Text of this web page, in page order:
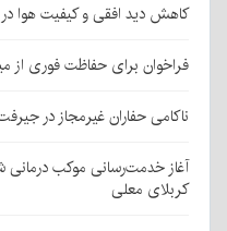
کاهش دید افقی و کیفیت هوا در
فراخوان برای حفاظت فوری از
ناکامی حفاران غیرمجاز در
آغاز خدمت‌رسانی موکب
کربلای معلی